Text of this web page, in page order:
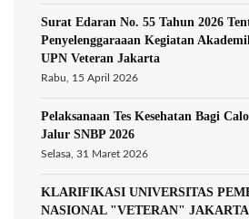
Surat Edaran No. 55 Tahun 2026
Penyelenggaraaan Kegiatan
UPN Veteran Jakarta
Rabu, 15 April 2026
Pelaksanaan Tes Kesehatan Bagi
Jalur SNBP 2026
Selasa, 31 Maret 2026
KLARIFIKASI UNIVERSITAS
NASIONAL "VETERAN"